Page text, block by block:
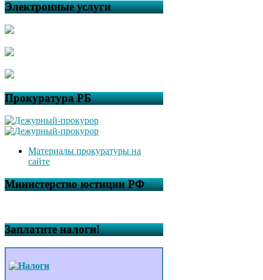
Электронные услуги
Прокуратура РБ
Материалы прокуратуры на
сайте
Министерство юстиции РФ
Заплатите налоги!